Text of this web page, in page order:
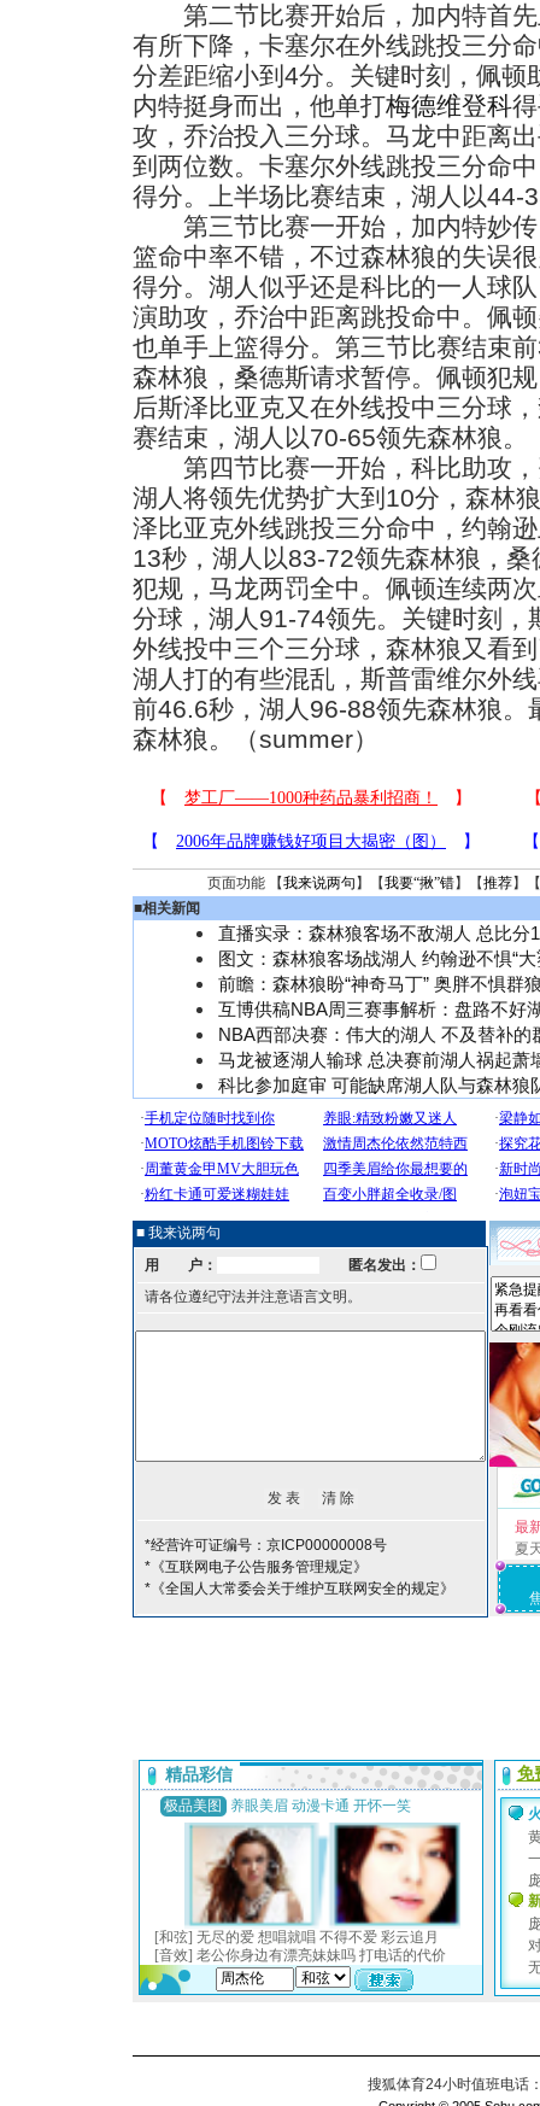
第二节比赛开始后，加内特首先
有所下降，卡塞尔在外线跳投三分
分差距缩小到4分。关键时刻，佩顿
内特挺身而出，他单打梅德维登科
攻，乔治投入三分球。马龙中距离
到两位数。卡塞尔外线跳投三分命
得分。上半场比赛结束，湖人以44-
第三节比赛一开始，加内特妙传
篮命中率不错，不过森林狼的失误
得分。湖人似乎还是科比的一人球
演助攻，乔治中距离跳投命中。佩
也单手上篮得分。第三节比赛结束
森林狼，桑德斯请求暂停。佩顿犯
后斯泽比亚克又在外线投中三分球
赛结束，湖人以70-65领先森林狼。
第四节比赛一开始，科比助攻，
湖人将领先优势扩大到10分，森林
泽比亚克外线跳投三分命中，约翰
13秒，湖人以83-72领先森林狼，
犯规，马龙两罚全中。佩顿连续两
分球，湖人91-74领先。关键时刻，
外线投中三个三分球，森林狼又看
湖人打的有些混乱，斯普雷维尔外
前46.6秒，湖人96-88领先森林狼。
森林狼。（summer）
页面功能 【我来说两句 】【我要“揪”错】【推荐】
■相关新闻
直播实录：森林狼客场不敌湖人 总比分
图文：森林狼客场战湖人 约翰逊不惧“大
前瞻：森林狼盼“神奇马丁” 奥胖不惧群
互博供稿NBA周三赛事解析：盘路不好
NBA西部决赛：伟大的湖人 不及替补的
马龙被逐湖人输球 总决赛前湖人祸起萧
科比参加庭审 可能缺席湖人队与森林狼
■ 我来说两句
用 户：
匿名发出：
请各位遵纪守法并注意语言文明。
*经营许可证编号：京ICP00000008号
*《互联网电子公告服务管理规定》
*《全国人大常委会关于维护互联网安全的规定》
最
夏
搜狐体育24小时值班电话